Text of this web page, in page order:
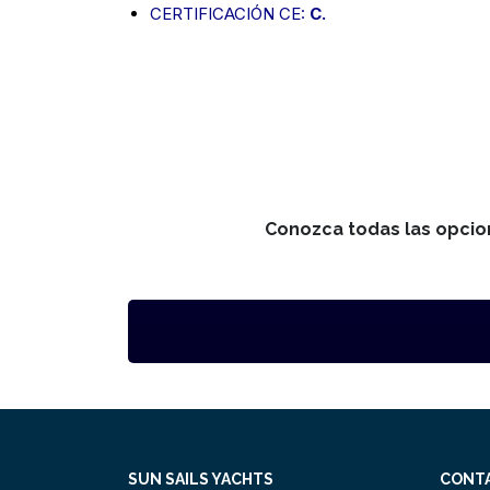
CERTIFICACIÓN CE: C.
Conozca todas las
SUN SAILS YACHTS